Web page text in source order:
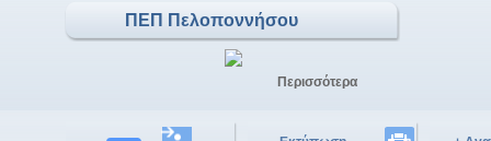
ΠΕΠ Πελοποννήσου
Περισσότερα